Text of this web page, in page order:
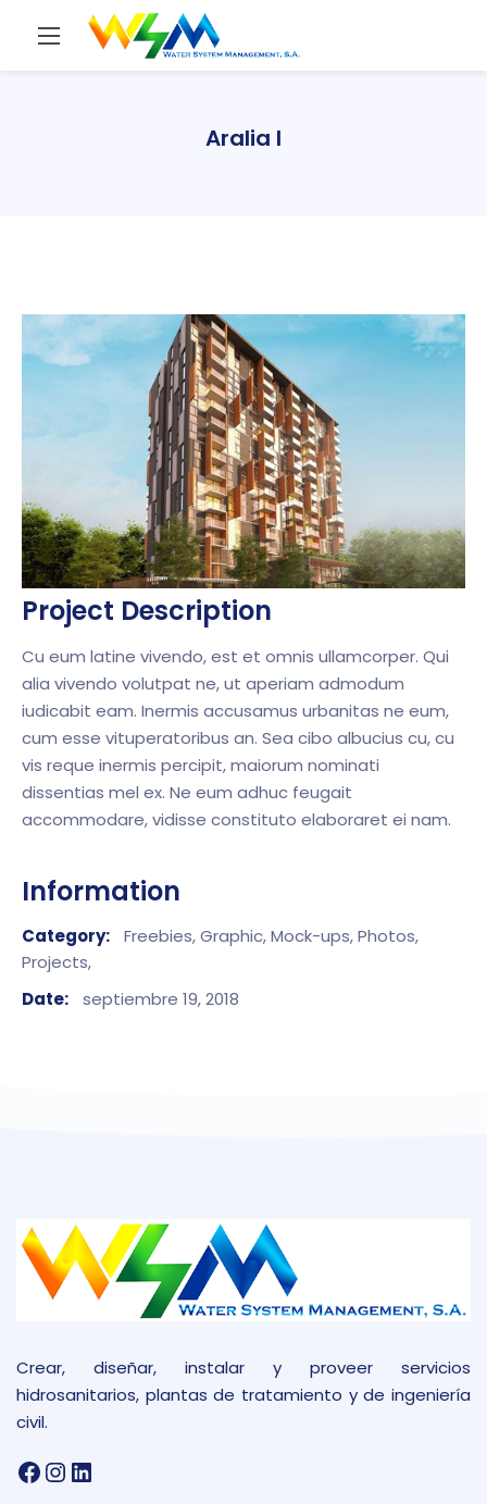
Aralia I
Project Description
Cu eum latine vivendo, est et omnis ullamcorper. Qui
alia vivendo volutpat ne, ut aperiam admodum
iudicabit eam. Inermis accusamus urbanitas ne eum,
cum esse vituperatoribus an. Sea cibo albucius cu, cu
vis reque inermis percipit, maiorum nominati
dissentias mel ex. Ne eum adhuc feugait
accommodare, vidisse constituto elaboraret ei nam.
Information
Category: Freebies,Graphic,Mock-ups,Photos,
Projects,
Date:
septiembre 19, 2018
Crear, diseñar, instalar y proveer servicios
hidrosanitarios, plantas de tratamiento y de ingeniería
civil.
Facebook
Instagram
LinkedIn